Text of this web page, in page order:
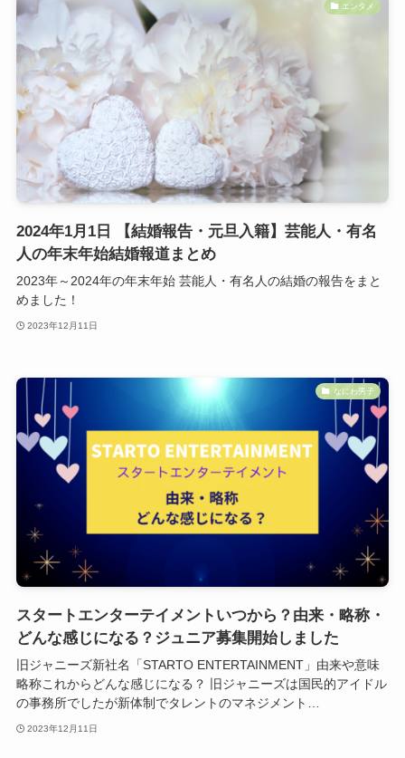
エンタメ
2024年1月1日 【結婚報告・元旦入籍】芸能人・有名
人の年末年始結婚報道まとめ
2023年～2024年の年末年始 芸能人・有名人の結婚の報告をまと
めました！
2023年12月11日
なにわ男子
スタートエンターテイメントいつから？由来・略称・
どんな感じになる？ジュニア募集開始しました
旧ジャニーズ新社名「STARTO ENTERTAINMENT」由来や意味
略称これからどんな感じになる？ 旧ジャニーズは国民的アイドル
の事務所でしたが新体制でタレントのマネジメント…
2023年12月11日